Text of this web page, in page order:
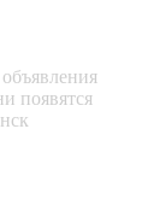
появятся